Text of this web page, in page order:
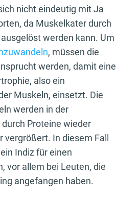
nicht eindeutig mit Ja
da Muskelkater durch
werden kann. Um
, müssen die
werden, damit eine
also ein
Muskeln, einsetzt. Die
werden in der
Proteine wieder
vergrößert. In diesem Fall
Indiz für einen
vor allem bei Leuten, die
angefangen haben.